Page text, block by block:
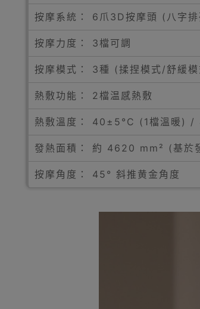
按摩系統： 6爪3D按摩頭 (八字排
按摩力度： 3檔可調
按摩模式： 3種 (揉捏模式/舒緩模
熱敷功能： 2檔温感熱敷
熱敷溫度： 40±5°C (1檔溫暖)
發熱面積： 約 4620 mm² (基於
按摩角度： 45° 斜推黄金角度